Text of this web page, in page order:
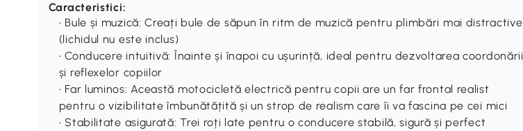
Caracteristici:
• Bule și muzică: Creați bule de săpun în ritm de muzică pentru plimbări mai distractive
(lichidul nu este inclus)
• Conducere intuitivă: Înainte și înapoi cu ușurință, ideal pentru dezvoltarea coordonării
și reflexelor copiilor
• Far luminos: Această motocicletă electrică pentru copii are un far frontal realist
pentru o vizibilitate îmbunătățită și un strop de realism care îi va fascina pe cei mici
• Stabilitate asigurată: Trei roți late pentru o conducere stabilă, sigură și perfect